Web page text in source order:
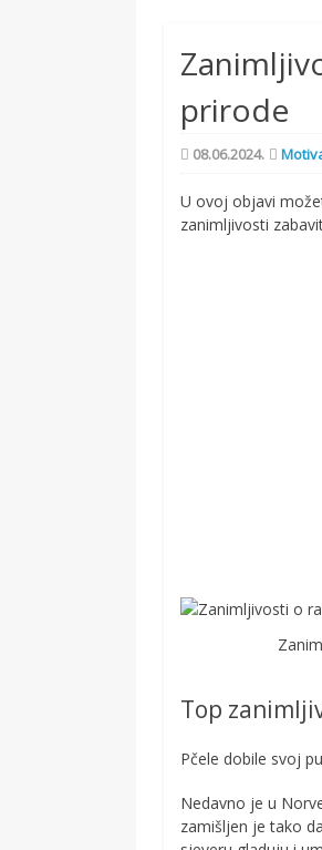
prirode
08.06.2024.
U ovoj objavi
zanimljivosti
Top
Pčele dobile svoj
Nedavno je u
zamišljen je tako